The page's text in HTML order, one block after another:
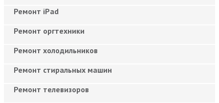
Ремонт iPad
Ремонт оргтехники
Ремонт холодильников
Ремонт стиральных машин
Ремонт телевизоров